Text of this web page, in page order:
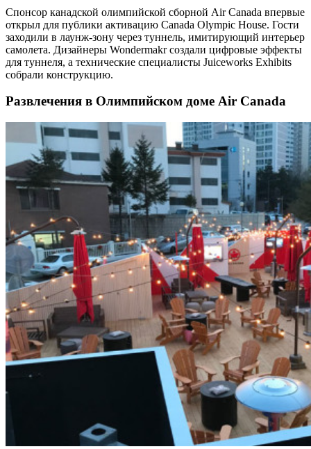
Спонсор канадской олимпийской сборной Air Canada впервые
открыл для публики активацию Canada Olympic House. Гости
заходили в лаунж-зону через туннель, имитирующий интерьер
самолета. Дизайнеры Wondermakr создали цифровые эффекты
для туннеля, а технические специалисты Juiceworks Exhibits
собрали конструкцию.
Развлечения в Олимпийском доме Air Canada